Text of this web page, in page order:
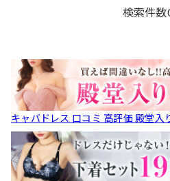
検索件数
キャバドレス 口コミ 高評価 殿堂入